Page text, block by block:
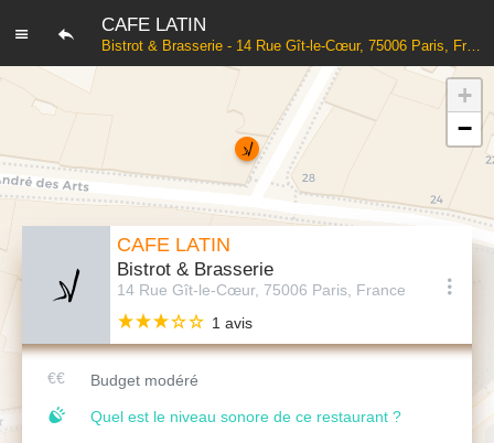
CAFE LATIN
Bistrot & Brasserie - 14 Rue Gît-le-Cœur, 75006 Paris, France
CAFE LATIN
Bistrot & Brasserie
14 Rue Gît-le-Cœur, 75006 Paris, France
1 avis
Budget modéré
Quel est le niveau sonore de ce restaurant ?
+
−